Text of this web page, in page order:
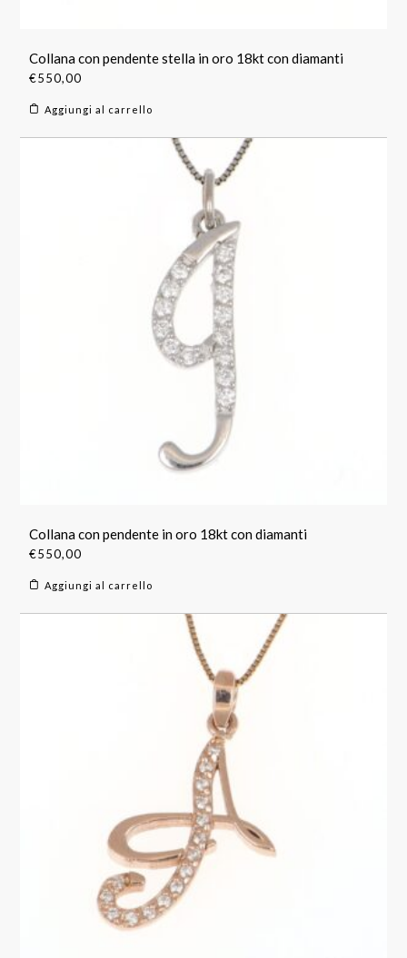
Collana con pendente stella in oro 18kt con diamanti
€550,00
Aggiungi al carrello
Collana con pendente in oro 18kt con diamanti
€550,00
Aggiungi al carrello